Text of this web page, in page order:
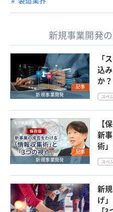
新規事業開発
記事
新規事業開発
「
込
か？
記事
新規事業開発
【
新
術
新
げ